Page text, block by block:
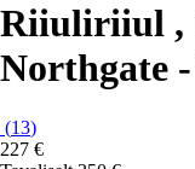
Riiuliriiul ,
Northgate
(13)
227 €